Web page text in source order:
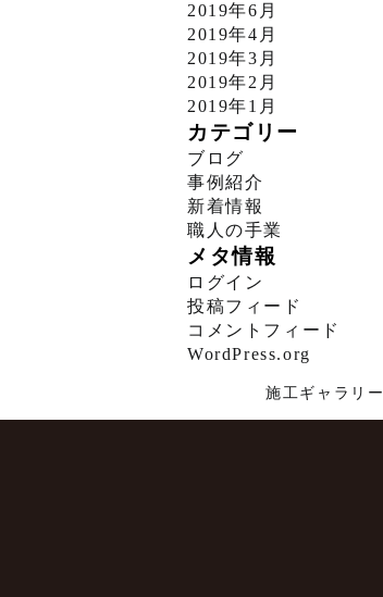
2019年6月
2019年4月
2019年3月
2019年2月
2019年1月
カテゴリー
ブログ
事例紹介
新着情報
職人の手業
メタ情報
ログイン
投稿フィード
コメントフィード
WordPress.org
施工ギャラリー